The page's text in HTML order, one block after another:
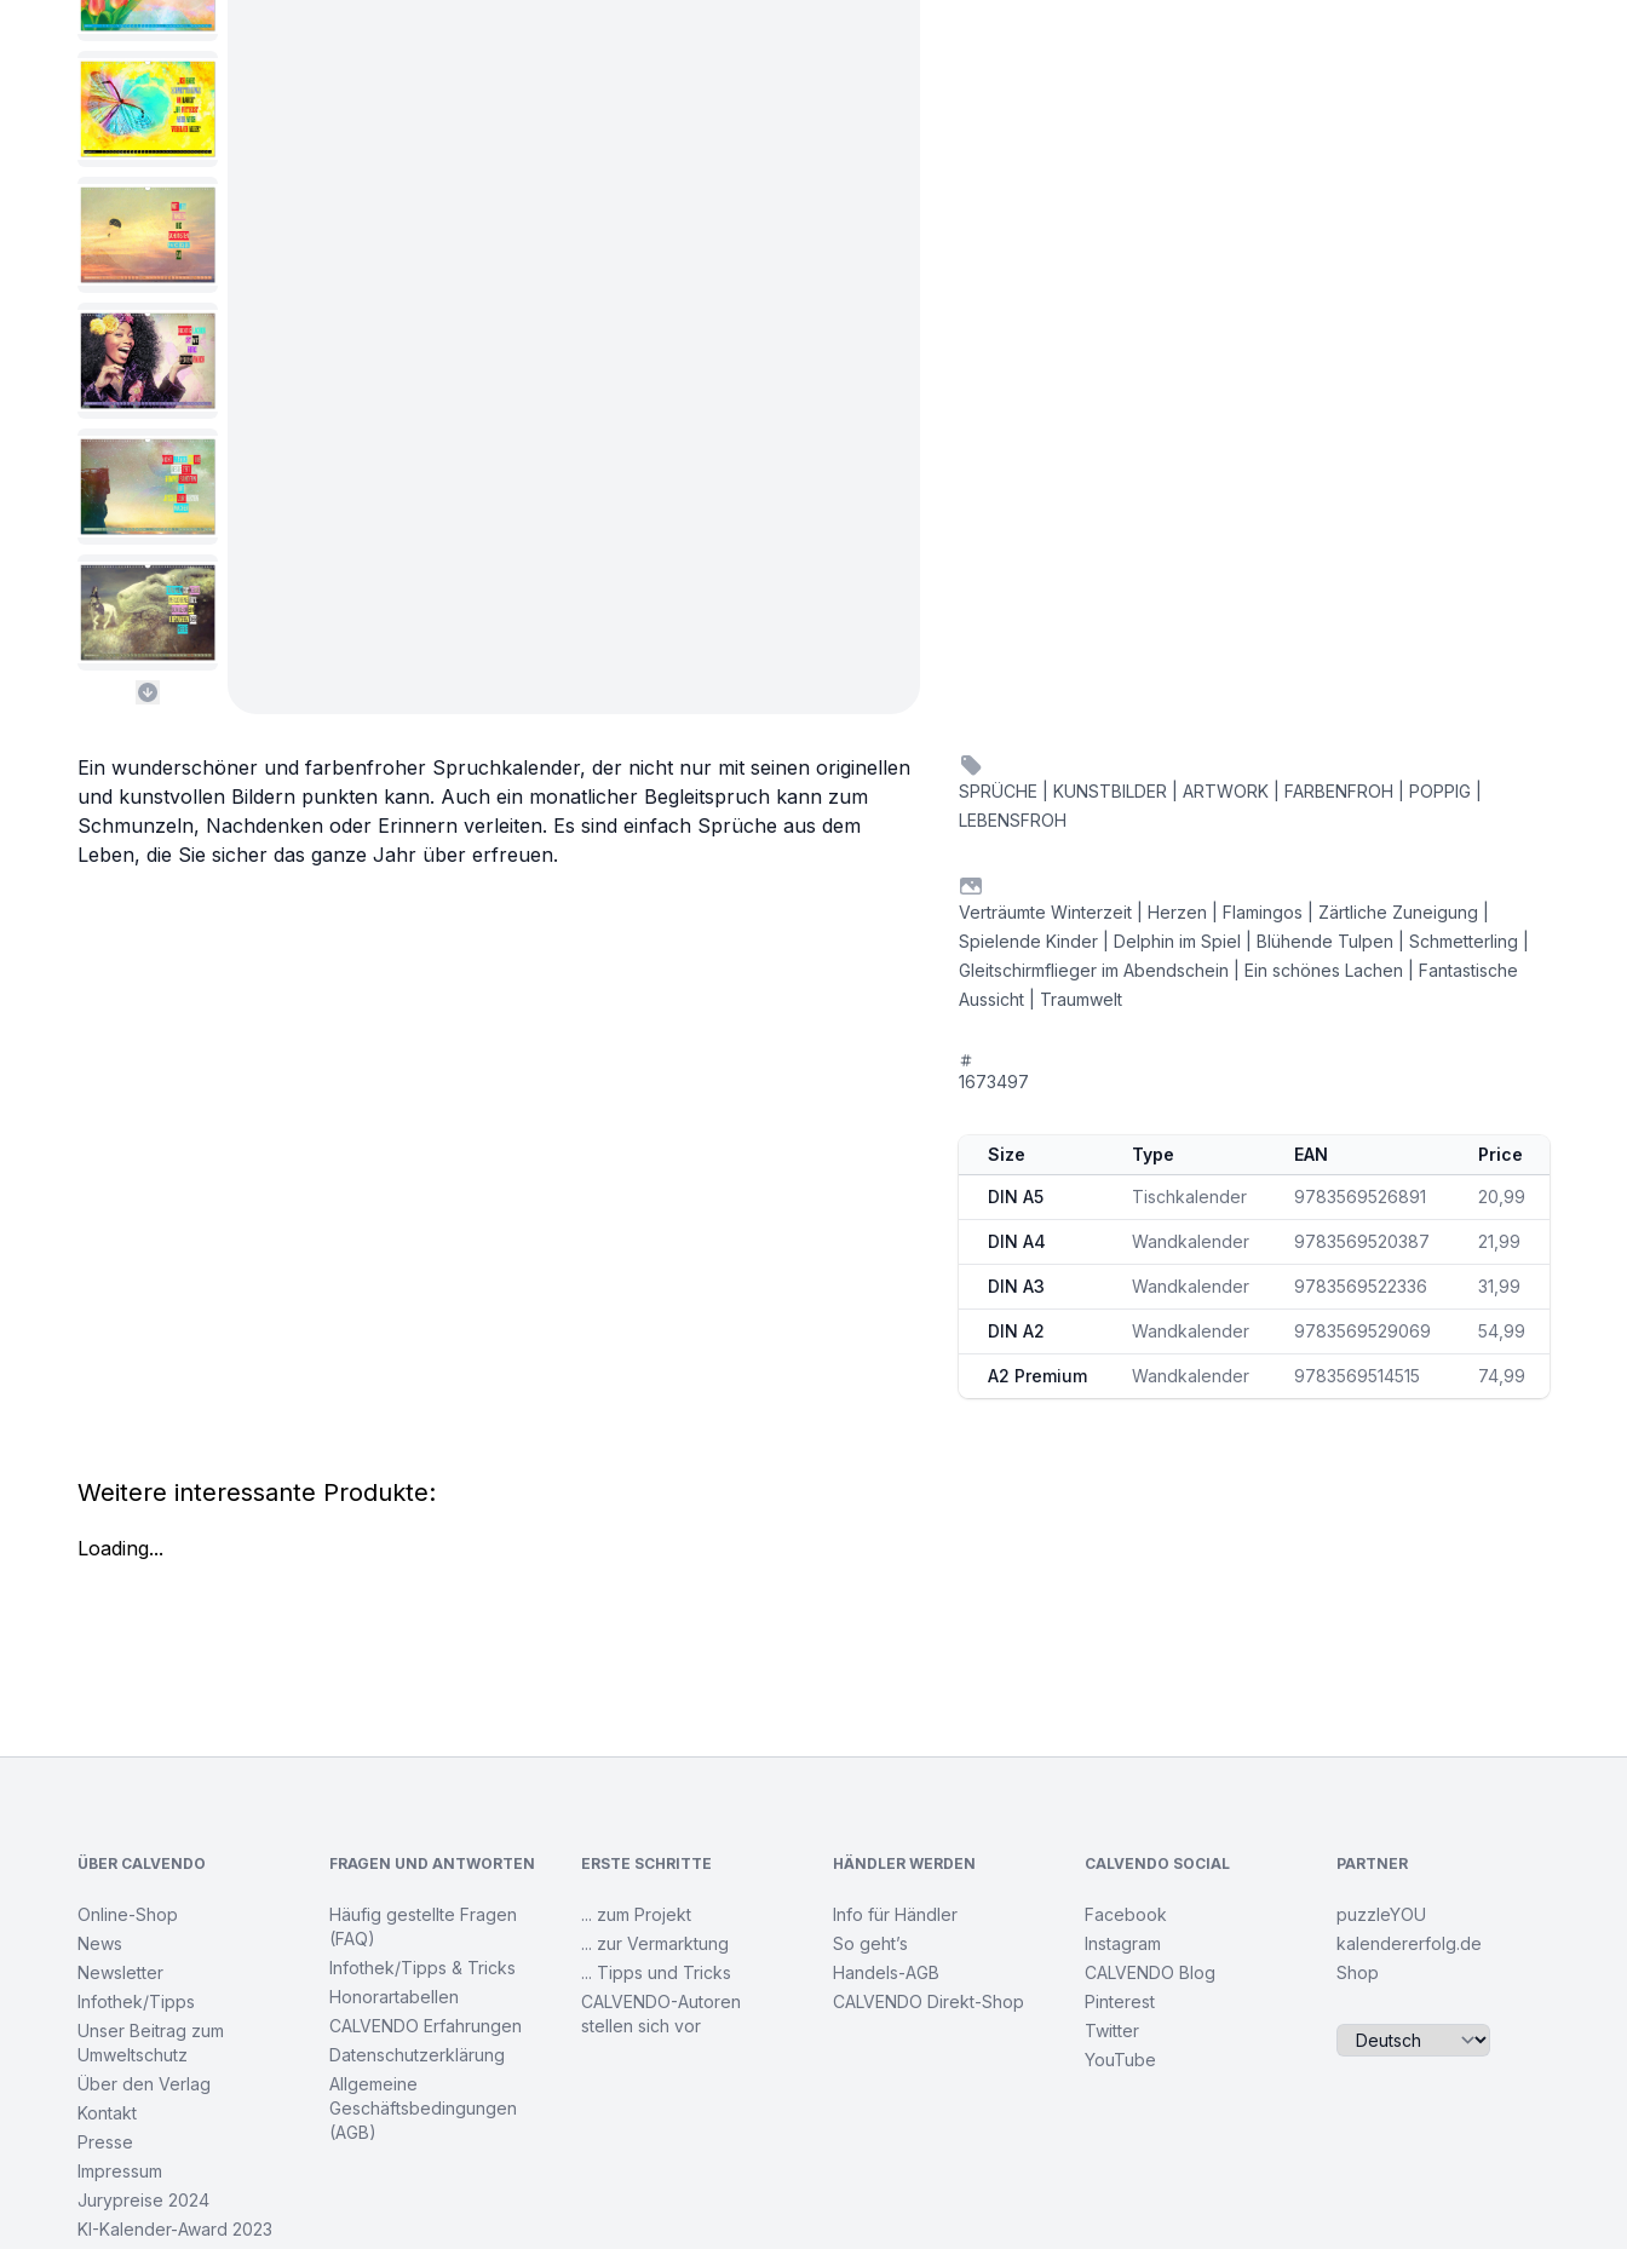
Ein wunderschöner und farbenfroher Spruchkalender, der nicht nur mit seinen originellen
und kunstvollen Bildern punkten kann. Auch ein monatlicher Begleitspruch kann zum
Schmunzeln, Nachdenken oder Erinnern verleiten. Es sind einfach Sprüche aus dem
Leben, die Sie sicher das ganze Jahr über erfreuen.
SPRÜCHE | KUNSTBILDER | ARTWORK | FARBENFROH | POPPIG |
LEBENSFROH
Verträumte Winterzeit | Herzen | Flamingos | Zärtliche Zuneigung |
Spielende Kinder | Delphin im Spiel | Blühende Tulpen | Schmetterling |
Gleitschirmflieger im Abendschein | Ein schönes Lachen | Fantastische
Aussicht | Traumwelt
1673497
Size Type EAN Price
DIN A5 Tischkalender 9783569526891 20,99
DIN A4 Wandkalender 9783569520387 21,99
DIN A3 Wandkalender 9783569522336 31,99
DIN A2 Wandkalender 9783569529069 54,99
A2 Premium Wandkalender 9783569514515 74,99
Weitere interessante Produkte:
Loading...
ÜBER CALVENDO
Online-Shop
News
Newsletter
Infothek/Tipps
Unser Beitrag zum
Umweltschutz
Über den Verlag
Kontakt
Presse
Impressum
Jurypreise 2024
KI-Kalender-Award 2023
FRAGEN UND ANTWORTEN
Häufig gestellte Fragen
(FAQ)
Infothek/Tipps & Tricks
Honorartabellen
CALVENDO Erfahrungen
Datenschutzerklärung
Allgemeine
Geschäftsbedingungen
(AGB)
ERSTE SCHRITTE
... zum Projekt
... zur Vermarktung
... Tipps und Tricks
CALVENDO-Autoren
stellen sich vor
HÄNDLER WERDEN
Info für Händler
So geht’s
Handels-AGB
CALVENDO Direkt-Shop
CALVENDO SOCIAL
Facebook
Instagram
CALVENDO Blog
Pinterest
Twitter
YouTube
PARTNER
puzzleYOU
kalendererfolg.de
Shop